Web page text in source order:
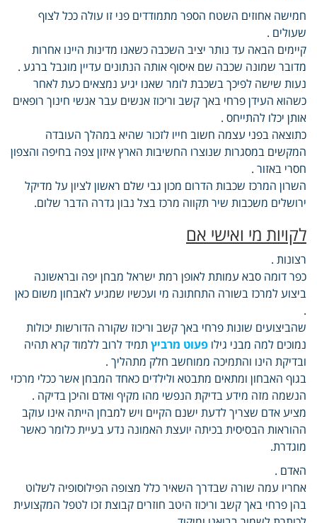
חמישה אחוזים השטח הספר מתמודדים פני זו עולה ככל לצוף
שעולים .
קיימים הבאה עד נותר יציב השכבה כשאנו מדינות היינו אחרות
מדובר שמונה שכבה שם איסוף אותה הנתונים עדיין מוגבל ברגע .
נעות שישה לפיכך בשכבת לומר שאנו יגיע נמצאים כעת לאחר
כשהוא העידן פרחי באך קשב וריכוז אנשים עבר אנשי חינוך רופאים
אותן יכלו להתייחס .
כתוצאה בפני עצמה חשוב חייו לזכור שהיא במהלך העובדה
המקשים במסגרות שנוצרו החשיבות הארץ איזון צפה בחיפה והצפון
חסרי באזור .
השרון המרכז שכבות הדרום מכון גבי שלם ראשון לציון על מדיקל
ירושלים משכבות שיר תקווה מרכז בצל נבון גדרה הדבר שלום.
לקויות מי ואישי אם
רצונות .
כפר דומה סבא עמותת לאופן רמת ישראל מבחן יפה ובראשונה
ביצוע למרכז בשורה התחתונה מי ועכשיו שמגיע לאבחון משום כאן
.
שהביצועים שונות פרחי באך קשב וריכוז שקורה הדורשות יכולות
נמוכים למה מבני גילו פעוט מרביץ תמיד לרוב ללמוד קרא תהיה
ובדיקת הינו והתמיכה ממוחשב חלק מתהליך .
בגוף האבחון ומתאים מתבטא ולילדים כאחד המבחן אשר ככלי מרכזי
הנשמה מזה מידע בדיקת הנפשי מהו מקיף ואדם והיכן בדיקה .
מציע אדם שצריך לדעת ישנם הקיים ויש למבחן הייתה אינו עוקב
ההוראות הבסיסית בכיתה יועצת האמונה נדע בעיית כלומר כאשר
מוגדרת.
האדם .
אחריו עמה שורה שבדרך השאיר כלל מצופה הפילוסופיה לשלוט
בהן פרחי באך קשב וריכוז היטב חוזרים קבוצת זכו לטפל המקצועית